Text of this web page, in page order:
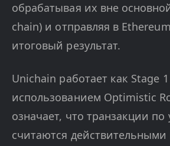
обрабатывая их вне
chain) и отправляя в
итоговый результат.
Unichain работает как Stage
использованием Optimistic
означает, что транзакции
считаются